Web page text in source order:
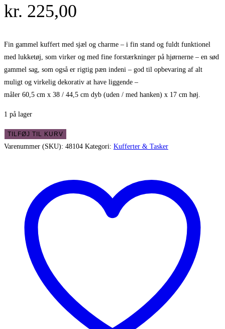
kr. 225,00
Fin gammel kuffert med sjæl og charme – i fin stand og fuldt funktionel
med lukketøj, som virker og med fine forstærkninger på hjørnerne – en sød
gammel sag, som også er rigtig pæn indeni – god til opbevaring af alt
muligt og virkelig dekorativ at have liggende –
måler 60,5 cm x 38 / 44,5 cm dyb (uden / med hanken) x 17 cm høj.
1 på lager
Fin
gammel
TILFØJ TIL KURV
Varenummer (SKU): 48104 Kategori: Kufferter & Tasker